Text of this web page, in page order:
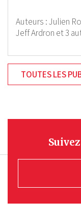
Auteurs :Julien
Jeff Ardron et 3
TOUTES LES